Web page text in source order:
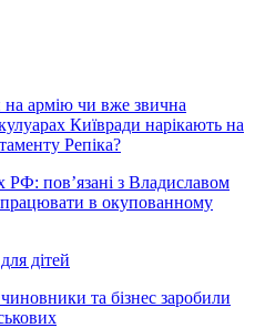
армію чи вже звична
Київради нарікають на
Репіка?
РФ: пов’язані з Владиславом
в окупованному
дітей
та бізнес заробили